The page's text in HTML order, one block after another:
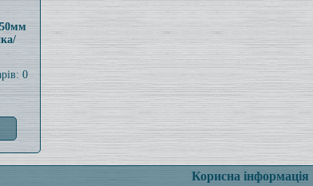
0
Корисна інформація